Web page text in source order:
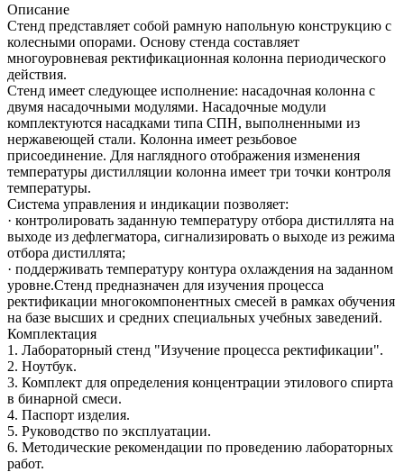
Описание
Стенд представляет собой рамную напольную конструкцию с
колесными опорами. Основу стенда составляет
многоуровневая ректификационная колонна периодического
действия.
Стенд имеет следующее исполнение: насадочная колонна с
двумя насадочными модулями. Насадочные модули
комплектуются насадками типа СПН, выполненными из
нержавеющей стали. Колонна имеет резьбовое
присоединение. Для наглядного отображения изменения
температуры дистилляции колонна имеет три точки контроля
температуры.
Система управления и индикации позволяет:
· контролировать заданную температуру отбора дистиллята на
выходе из дефлегматора, сигнализировать о выходе из режима
отбора дистиллята;
· поддерживать температуру контура охлаждения на заданном
уровне.Стенд предназначен для изучения процесса
ректификации многокомпонентных смесей в рамках обучения
на базе высших и средних специальных учебных заведений.
Комплектация
1. Лабораторный стенд "Изучение процесса ректификации".
2. Ноутбук.
3. Комплект для определения концентрации этилового спирта
в бинарной смеси.
4. Паспорт изделия.
5. Руководство по эксплуатации.
6. Методические рекомендации по проведению лабораторных
работ.